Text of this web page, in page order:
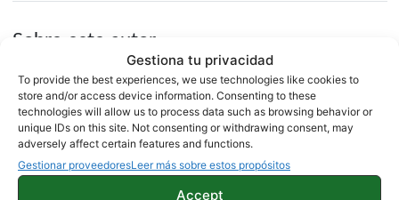
Gestiona tu privacidad
To provide the best experiences, we use technologies like cookies to
store and/or access device information. Consenting to these
technologies will allow us to process data such as browsing behavior or
unique IDs on this site. Not consenting or withdrawing consent, may
adversely affect certain features and functions.
Gestionar proveedoresLeer más sobre estos propósitos
Accept
Sobre este autor